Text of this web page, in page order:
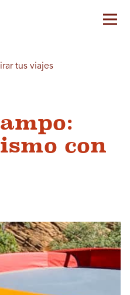
tus viajes
con